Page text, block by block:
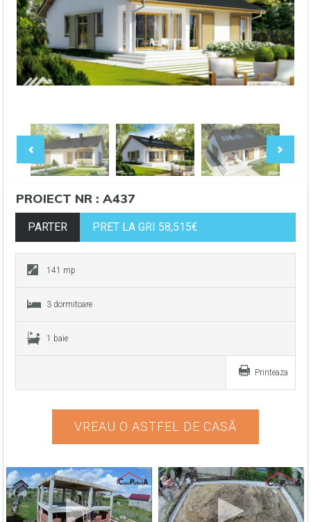
PROIECT NR : A437
PARTER PRET LA GRI 58,515€
141 mp
3 dormitoare
1 baie
Printeaza
VREAU O ASTFEL DE CASĂ